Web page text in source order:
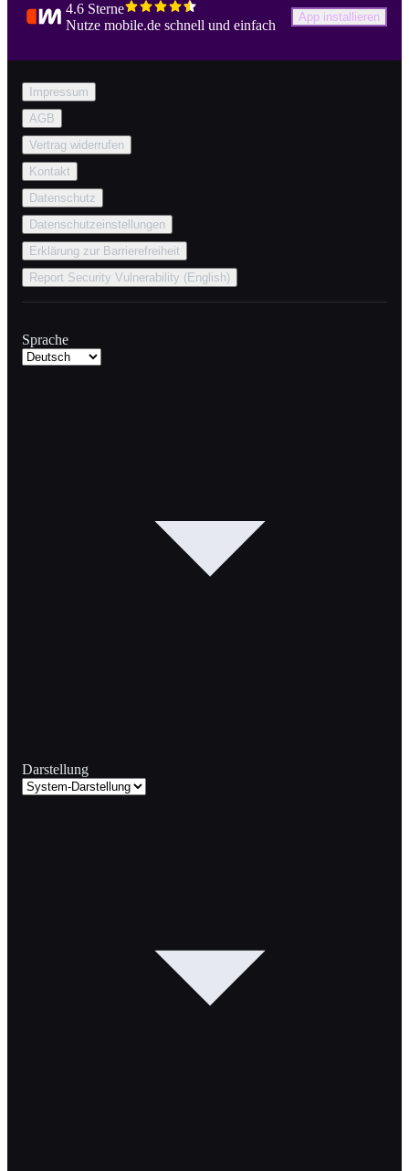
4.6 Sterne
Nutze mobile.de schnell und einfach
App installieren
Impressum
AGB
Vertrag widerrufen
Kontakt
Datenschutz
Datenschutzeinstellungen
Erklärung zur Barrierefreiheit
Report Security Vulnerability (English)
Sprache
Darstellung